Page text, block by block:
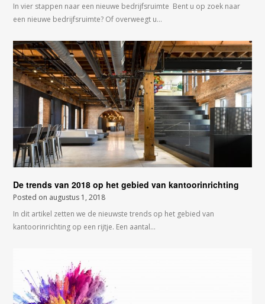
In vier stappen naar een nieuwe bedrijfsruimte Bent u op zoek naar
een nieuwe bedrijfsruimte? Of overweegt u…
De trends van 2018 op het gebied van kantoorinrichting
Posted on augustus 1, 2018
In dit artikel zetten we de nieuwste trends op het gebied van
kantoorinrichting op een rijtje. Een aantal…